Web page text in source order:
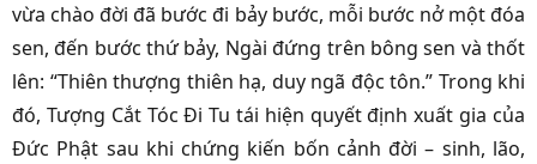
vừa chào đời đã bước đi bảy bước, mỗi bước nở một đóa
sen, đến bước thứ bảy, Ngài đứng trên bông sen và thốt
lên: “Thiên thượng thiên hạ, duy ngã độc tôn.” Trong khi
đó, Tượng Cắt Tóc Đi Tu tái hiện quyết định xuất gia của
Đức Phật sau khi chứng kiến bốn cảnh đời – sinh, lão,